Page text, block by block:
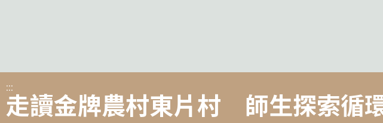
:::
走讀金牌農村東片村 師生探索循